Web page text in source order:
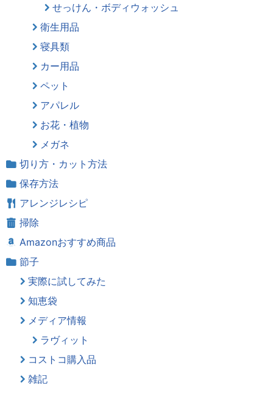
せっけん・ボディウォッシュ
衛生用品
寝具類
カー用品
ペット
アパレル
お花・植物
メガネ
切り方・カット方法
保存方法
アレンジレシピ
掃除
Amazonおすすめ商品
節子
実際に試してみた
知恵袋
メディア情報
ラヴィット
コストコ購入品
雑記